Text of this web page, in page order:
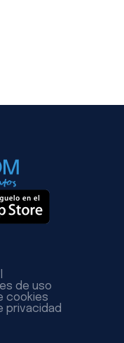
de uso
cookies
privacidad